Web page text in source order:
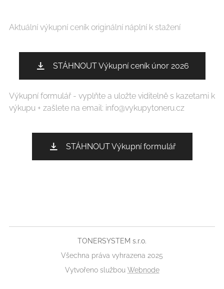
Aktuální výkupní ceník originální náplní k stažení
STÁHNOUT Výkupní ceník únor 2026
Výkupní formulář - vyplňte a uložte viditelně s kazetami k
výkupu + zašlete na email: info@vykupytoneru.cz
STÁHNOUT Výkupní formulář
TONERSYSTEM s.r.o.
Všechna práva vyhrazena 2025
Vytvořeno službou Webnode